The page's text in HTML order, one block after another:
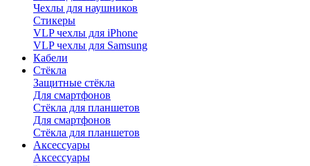
Чехлы для наушников
Стикеры
VLP чехлы для iPhone
VLP чехлы для Samsung
Кабели
Стёкла
Защитные стёкла
Для смартфонов
Стёкла для планшетов
Для смартфонов
Стёкла для планшетов
Аксессуары
Аксессуары